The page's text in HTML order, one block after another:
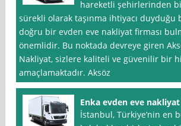
hareketli şehirlerinden
sürekli olarak taşınma ihtiyacı duyduğu
doğru bir evden eve nakliyat firması
önemlidir. Bu noktada devreye giren
Nakliyat, sizlere kaliteli ve güvenilir bir
amaçlamaktadır. Aksöz
Enka evden eve nakliyat
İstanbul, Türkiye’nin en